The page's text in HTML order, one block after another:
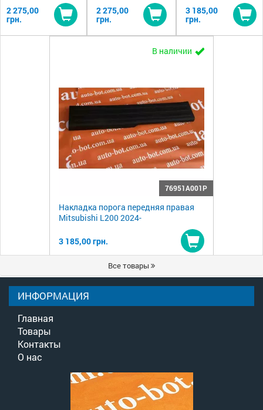
2 275,00
грн.
Купить
2 275,00
грн.
Купить
3 185,00
грн.
В наличии
76951A001P
Накладка порога передняя правая
Mitsubishi L200 2024-
3 185,00 грн.
Купить
Все товары
ИНФОРМАЦИЯ
Главная
Товары
Контакты
О нас